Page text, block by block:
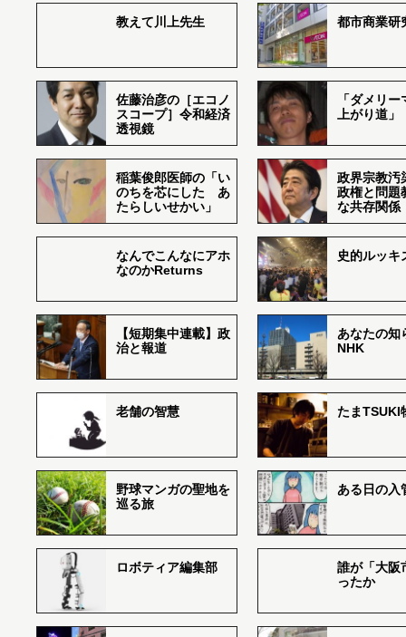
教えて川上先生 都市商業研
佐藤治彦の［エコノ
スコープ］令和経済
透視鏡
「ダメリ
上がり道」
稲葉俊郎医師の「い
のちを芯にした あ
たらしいせかい」
政界宗教汚
政権と問題
な共存関係
なんでこんなにアホ
なのかReturns
史的ルッキ
【短期集中連載】政
治と報道
あなたの知
NHK
老舗の智慧 たまTSUKI
野球マンガの聖地を
巡る旅
ある日の入
ロボティア編集部
誰が「大阪
ったか